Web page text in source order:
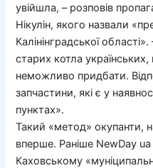
увійшла, – розповів
Нікулін, якого назвали
Калінінградської
старих котла
неможливо придбати.
запчастини, які є у
пунктах».
Такий «метод» окупанти,
вперше. Раніше NewDay
Каховському